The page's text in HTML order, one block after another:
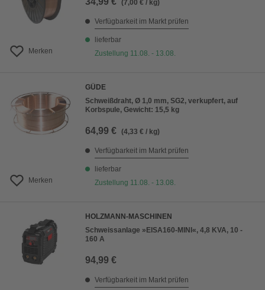
Merken
(7,00 € / kg)
Verfügbarkeit im Markt prüfen
lieferbar
Zustellung 11.08. - 13.08.
Merken
GÜDE
Schweißdraht, Ø 1,0 mm, SG2, verkupfert, auf
Korbspule, Gewicht: 15,5 kg
64,99 € (4,33 € / kg)
Verfügbarkeit im Markt prüfen
lieferbar
Zustellung 11.08. - 13.08.
HOLZMANN-MASCHINEN
Schweissanlage »EISA160-MINI«, 4,8 KVA, 10 -
160 A
94,99 €
Verfügbarkeit im Markt prüfen